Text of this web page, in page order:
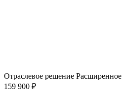
Отраслевое решение Расширенное
159 900 ₽